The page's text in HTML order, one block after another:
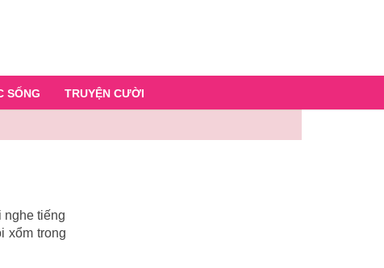
SỐNG TRUYỆN CƯỜI
nghe tiếng
xổm trong